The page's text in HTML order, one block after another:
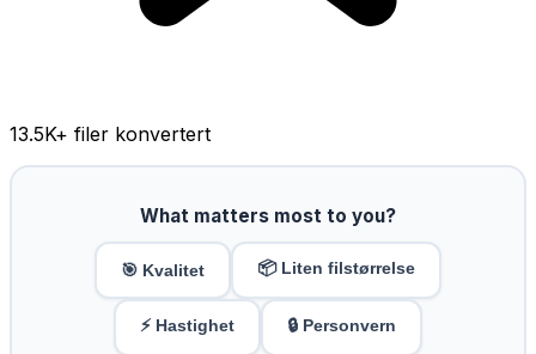
13.5K+ filer konvertert
What matters most to you?
🎯 Kvalitet 📦 Liten filstørrelse
⚡ Hastighet 🔒 Personvern